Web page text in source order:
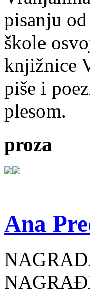
pisanju
škole
knjižnice
piše i
plesom.
proza
Ana